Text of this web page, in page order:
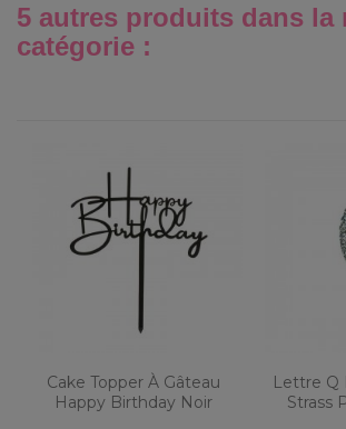
5 autres produits dans la
catégorie :
Cake Topper À Gâteau
Happy Birthday Noir
Lettre Q
Strass